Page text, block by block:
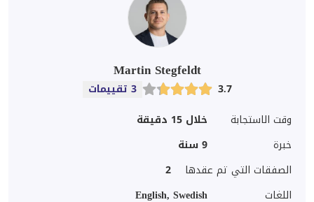
Martin Stegfeldt
3.7
3 تقييمات
وقت الاستجابة
خلال 15 دقيقة
خبرة
9 سنة
الصفقات التي تم عقدها
2
اللغات
English, Swedish